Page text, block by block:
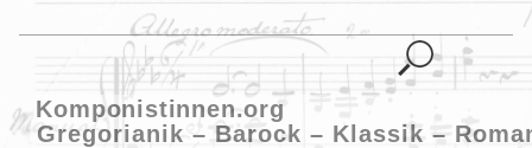
Komponistinnen.org
Gregorianik – Barock – Klassik –